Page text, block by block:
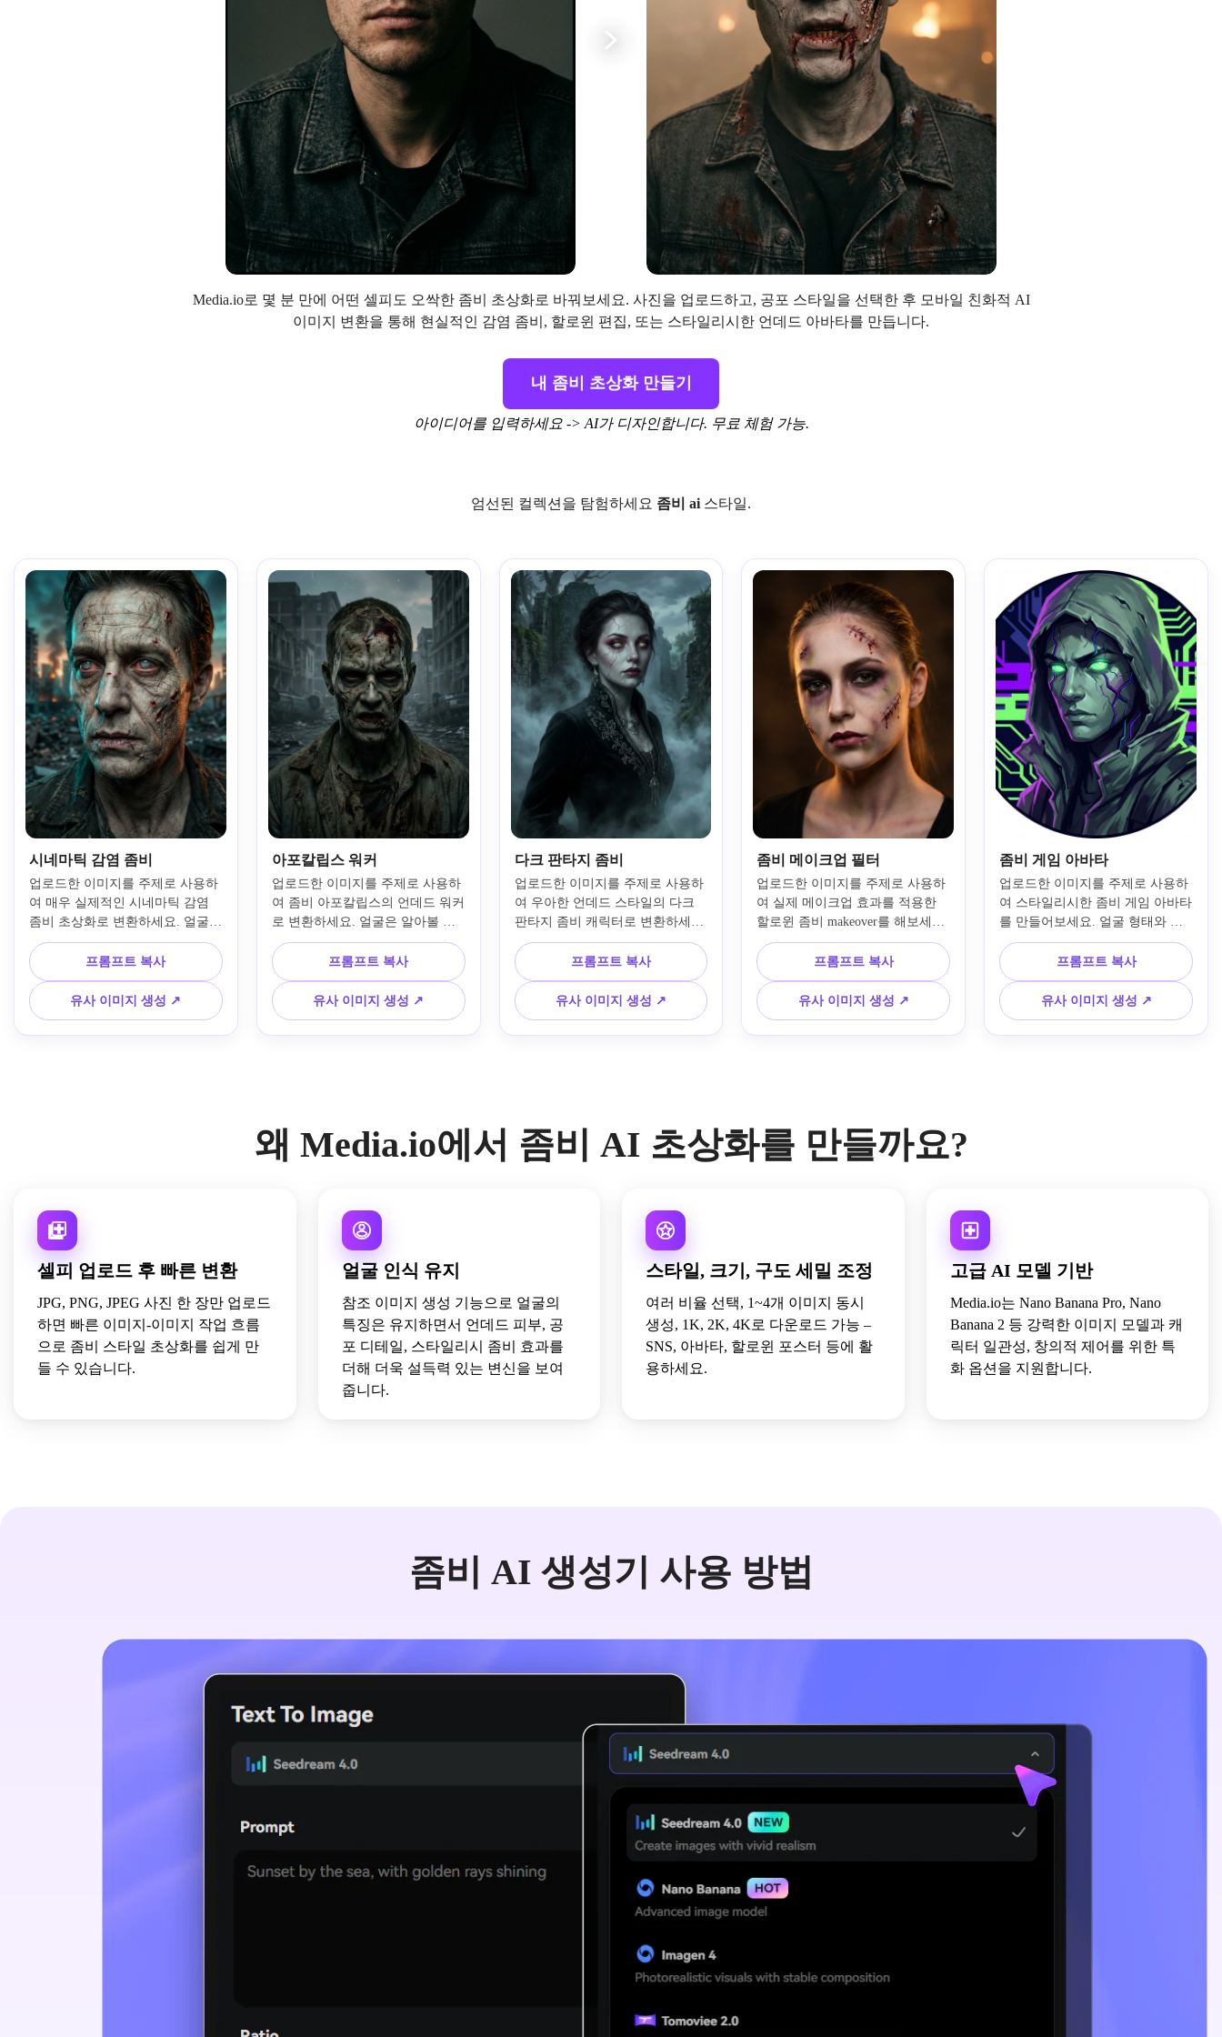
Media.io로 몇 분 만에 어떤 셀피도 오싹한 좀비 초상화로 바꿔보세요. 사진을 업로드하고, 공포 스타일을 선택한 후 모바일 친화적 AI
이미지 변환을 통해 현실적인 감염 좀비, 할로윈 편집, 또는 스타일리시한 언데드 아바타를 만듭니다.
내 좀비 초상화 만들기
아이디어를 입력하세요 -> AI가 디자인합니다. 무료 체험 가능.
엄선된 컬렉션을 탐험하세요 좀비 ai 스타일.
시네마틱 감염 좀비
업로드한 이미지를 주제로 사용하
여 매우 실제적인 시네마틱 감염
좀비 초상화로 변환하세요. 얼굴의
특징을 유지하면서 갈라진 창백한
피부, 미묘한 상처, 오싹한 탈색
눈, 마른 입술, 극적인 청록-오렌지
영화 조명, 얕은 심도, 초정밀 텍스
처의 연기 자욱한 종말 도시 배경
을 추가합니다.
프롬프트 복사
유사 이미지 생성 ↗
아포칼립스 워커
업로드한 이미지를 주제로 사용하
여 좀비 아포칼립스의 언데드 워커
로 변환하세요. 얼굴은 알아볼 수
있게 유지하고 찢어진 피부 디테
일, 어두운 눈구멍, 묵직한 회녹색
피부, 거친 먼지 텍스처, 안개 낀
폐허 거리 풍경, 저조도 시네마틱
조명, 고난 서바이벌 분위기의 영
화풍 컬러를 추가하세요.
프롬프트 복사
유사 이미지 생성 ↗
다크 판타지 좀비
업로드한 이미지를 주제로 사용하
여 우아한 언데드 스타일의 다크
판타지 좀비 캐릭터로 변환하세요.
얼굴은 유지하면서 빛나는 눈, 세
련된 갈라진 피부, 극적인 그림자,
고딕 텍스처, 탈색된 보석 색상, 분
위기 있는 안개, 우울한 판타지 배
경을 더해 왕실스럽지만 오싹한 초
상화를 완성합니다.
프롬프트 복사
유사 이미지 생성 ↗
좀비 메이크업 필터
업로드한 이미지를 주제로 사용하
여 실제 메이크업 효과를 적용한
할로윈 좀비 makeover를 해보세요.
얼굴의 특징을 선명하게 유지하면
서 창백한 피부, 봉합 상처, 멍, 연
기 눈, 인조 스타일 텍스처, 부드러
운 극적 조명, 파티 분위기에 어울
리는 깔끔한 초상 컴포지션을 연출
합니다.
프롬프트 복사
유사 이미지 생성 ↗
좀비 게임 아바타
업로드한 이미지를 주제로 사용하
여 스타일리시한 좀비 게임 아바타
를 만들어보세요. 얼굴 형태와 주
요 특징을 유지하면서 언데드 텍스
처, 선명한 대비, 어두운 네온 포인
트, 빛나는 눈, 시원한 회녹색 피
부, 또렷한 중앙 구도, 프로필용에
적합한 대담한 배경을 추가합니다.
프롬프트 복사
유사 이미지 생성 ↗
왜 Media.io에서 좀비 AI 초상화를 만들까요?
셀피 업로드 후 빠른 변환
JPG, PNG, JPEG 사진 한 장만 업로드
하면 빠른 이미지-이미지 작업 흐름
으로 좀비 스타일 초상화를 쉽게 만
들 수 있습니다.
얼굴 인식 유지
참조 이미지 생성 기능으로 얼굴의
특징은 유지하면서 언데드 피부, 공
포 디테일, 스타일리시 좀비 효과를
더해 더욱 설득력 있는 변신을 보여
줍니다.
스타일, 크기, 구도 세밀 조정
여러 비율 선택, 1~4개 이미지 동시
생성, 1K, 2K, 4K로 다운로드 가능 –
SNS, 아바타, 할로윈 포스터 등에 활
용하세요.
고급 AI 모델 기반
Media.io는 Nano Banana Pro, Nano
Banana 2 등 강력한 이미지 모델과 캐
릭터 일관성, 창의적 제어를 위한 특
화 옵션을 지원합니다.
좀비 AI 생성기 사용 방법